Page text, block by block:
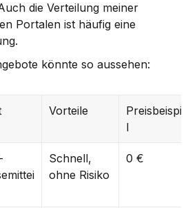
die Verteilung meiner
Portalen ist häufig eine
könnte so aussehen:
Vorteile
Preisbeispie
l
Schnell,
ohne Risiko
0 €